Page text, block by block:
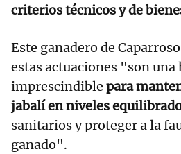
criterios técnicos y de
Este ganadero de
estas actuaciones "son
imprescindible para
jabalí en niveles
sanitarios y proteger a la
ganado".